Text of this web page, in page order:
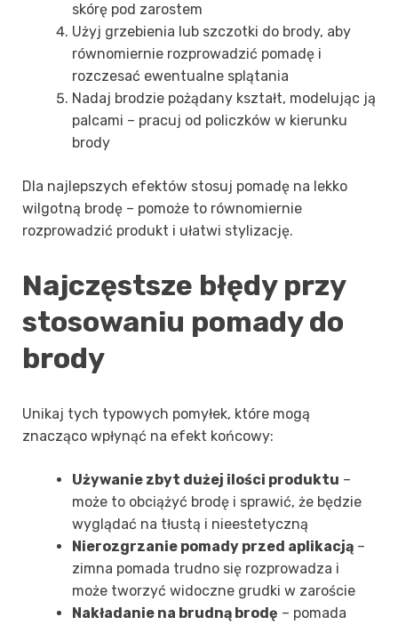
skórę pod zarostem
Użyj grzebienia lub szczotki do brody, aby
równomiernie rozprowadzić pomadę i
rozczesać ewentualne splątania
Nadaj brodzie pożądany kształt, modelując ją
palcami – pracuj od policzków w kierunku
brody
Dla najlepszych efektów stosuj pomadę na lekko
wilgotną brodę – pomoże to równomiernie
rozprowadzić produkt i ułatwi stylizację.
Najczęstsze błędy przy
stosowaniu pomady do
brody
Unikaj tych typowych pomyłek, które mogą
znacząco wpłynąć na efekt końcowy:
Używanie zbyt dużej ilości produktu –
może to obciążyć brodę i sprawić, że będzie
wyglądać na tłustą i nieestetyczną
Nierozgrzanie pomady przed aplikacją –
zimna pomada trudno się rozprowadza i
może tworzyć widoczne grudki w zaroście
Nakładanie na brudną brodę – pomada